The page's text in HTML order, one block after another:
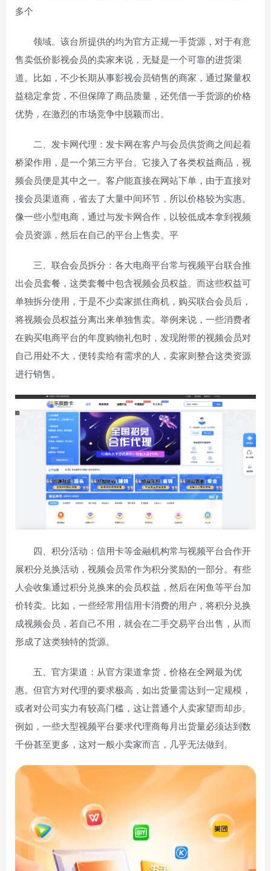
多个
领域。该台所提供的均为官方正规一手货源，对于有意
售卖低价影视会员的卖家来说，无疑是一个可靠的进货渠
道。比如，不少长期从事影视会员销售的商家，通过聚量权
益稳定拿货，不但保障了商品质量，还凭借一手货源的价格
优势，在激烈的市场竞争中脱颖而出。
二、发卡网代理：发卡网在客户与会员供货商之间起着
桥梁作用，是一个第三方平台。它接入了各类权益商品，视
频会员便是其中之一。客户能直接在网站下单，由于直接对
接会员渠道商，省去了大量中间环节，所以价格较为实惠。
像一些小型电商，通过与发卡网合作，以较低成本拿到视频
会员资源，然后在自己的平台上售卖。平
三、联合会员拆分：各大电商平台常与视频平台联合推
出会员套餐，这类套餐中包含视频会员权益。而这些权益可
单独拆分使用，于是不少卖家抓住商机，购买联合会员后，
将视频会员权益分离出来单独售卖。举例来说，一些消费者
在购买电商平台的年度购物礼包时，发现附带的视频会员对
自己用处不大，便转卖给有需求的人，卖家则整合这类资源
进行销售。
四、积分活动：信用卡等金融机构常与视频平台合作开
展积分兑换活动，视频会员常作为积分奖励的一部分。有些
人会收集通过积分兑换来的会员权益，然后在闲鱼等平台加
价转卖。比如，一些经常用信用卡消费的用户，将积分兑换
成视频会员，若自己不用，就会在二手交易平台出售，从而
形成了这类独特的货源。
五、官方渠道：从官方渠道拿货，价格在全网最为优
惠。但官方对代理的要求极高，如出货量需达到一定规模，
或者对公司实力有较高门槛，这让普通个人卖家望而却步。
例如，一些大型视频平台要求代理商每月出货量必须达到数
千份甚至更多，这对一般小卖家而言，几乎无法做到。